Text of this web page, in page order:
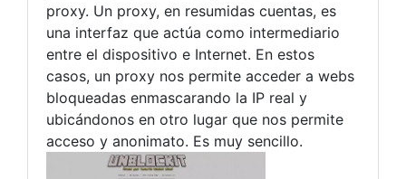
proxy. Un proxy, en resumidas cuentas, es
una interfaz que actúa como intermediario
entre el dispositivo e Internet. En estos
casos, un proxy nos permite acceder a webs
bloqueadas enmascarando la IP real y
ubicándonos en otro lugar que nos permite
acceso y anonimato. Es muy sencillo.